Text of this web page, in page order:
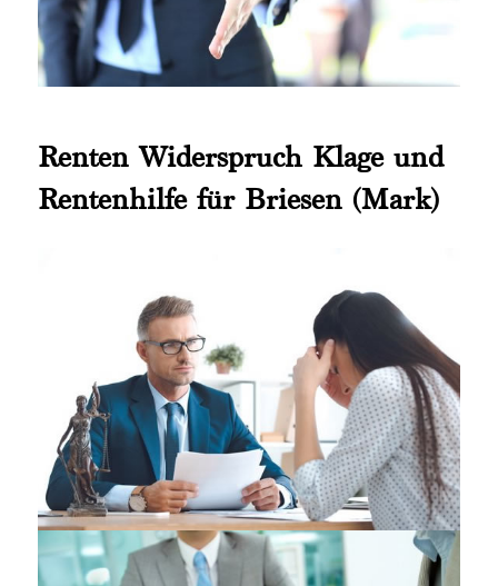
Renten Widerspruch Klage und
Rentenhilfe für Briesen (Mark)